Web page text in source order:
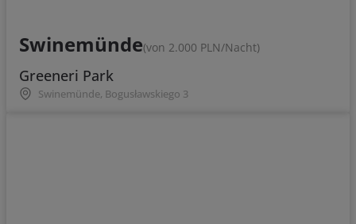
Swinemünde(von 2.000 PLN/Nacht)
Greeneri Park
Swinemünde, Bogusławskiego 3